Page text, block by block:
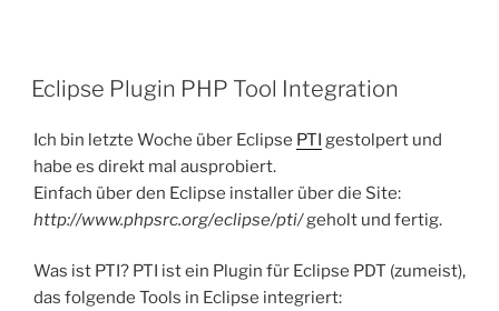
Eclipse Plugin PHP Tool Integration
Ich bin letzte Woche über Eclipse PTI gestolpert und
habe es direkt mal ausprobiert.
Einfach über den Eclipse installer über die Site:
http://www.phpsrc.org/eclipse/pti/geholt und fertig.
Was ist PTI? PTI ist ein Plugin für Eclipse PDT (zumeist),
das folgende Tools in Eclipse integriert: